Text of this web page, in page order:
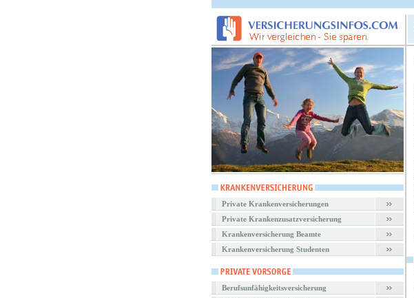
Private Krankenversicherungen
Private Krankenzusatzversicherung
Krankenversicherung Beamte
Krankenversicherung Studenten
Berufsunfähigkeitsversicherung